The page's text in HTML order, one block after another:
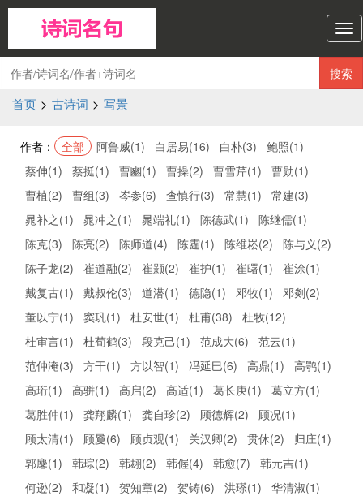
诗
词
名
句
搜索
首页 > 古诗词 > 写景
作者： 全部 阿鲁威(1) 白居易(16) 白朴(3)
鲍照(1)
蔡伸(1)
蔡挺(1) 曹豳(1) 曹操(2) 曹雪芹(1)
曹勋(1)
曹植(2)
曹组(3) 岑参(6) 查慎行(3) 常慧(1)
常建(3)
晁补之(1)
晁冲之(1) 晁端礼(1) 陈德武(1)
陈继儒(1)
陈克(3)
陈亮(2) 陈师道(4) 陈霆(1) 陈维崧(2)
陈与义(2)
陈子龙(2)
崔道融(2) 崔颢(2) 崔护(1) 崔曙(1)
崔涂(1)
戴复古(1)
戴叔伦(3) 道潜(1) 德隐(1) 邓牧(1)
邓剡(2)
董以宁(1)
窦巩(1) 杜安世(1) 杜甫(38)
杜牧(12)
杜审言(1)
杜荀鹤(3) 段克己(1) 范成大(6)
范云(1)
范仲淹(3)
方干(1) 方以智(1) 冯延巳(6) 高鼎(1)
高鹗(1)
高珩(1)
高骈(1) 高启(2) 高适(1) 葛长庚(1)
葛立方(1)
葛胜仲(1)
龚翔麟(1) 龚自珍(2) 顾德辉(2)
顾况(1)
顾太清(1)
顾夐(6) 顾贞观(1) 关汉卿(2) 贯休(2)
归庄(1)
郭麐(1)
韩琮(2) 韩翃(2) 韩偓(4) 韩愈(7)
韩元吉(1)
何逊(2)
和凝(1) 贺知章(2) 贺铸(6) 洪瑹(1)
华清淑(1)